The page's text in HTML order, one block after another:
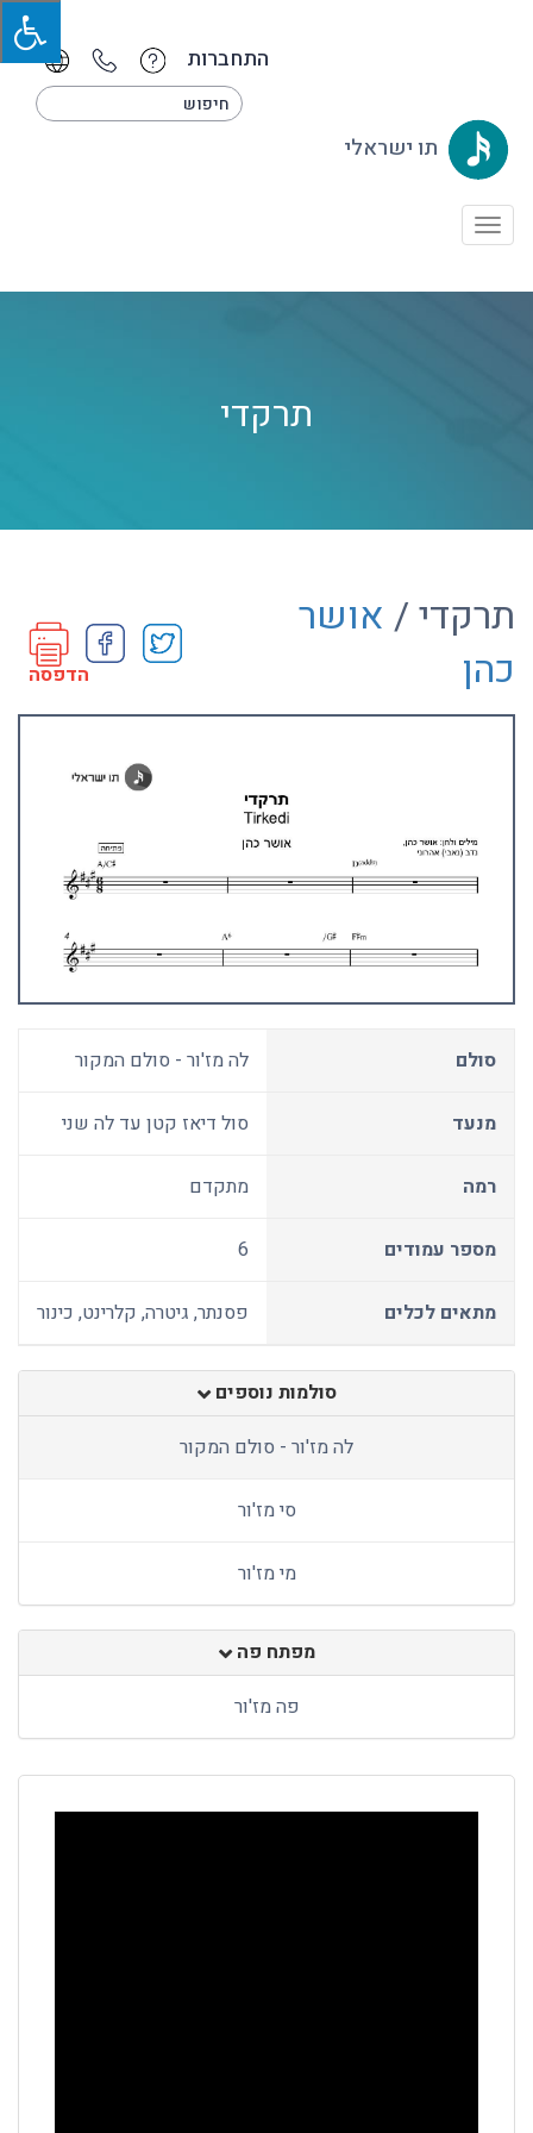
התחברות
תו ישראלי
Toggle
תרקדי
תרקדי / אושר
כהן
הדפסה
סולם לה מז'ור - סולם המקור
מנעד סול דיאז קטן עד לה שני
רמה מתקדם
מספר עמודים 6
מתאים לכלים פסנתר, גיטרה, קלרינט, כינור
סולמות נוספים
לה מז'ור - סולם המקור
סי מז'ור
מי מז'ור
מפתח פה
פה מז'ור